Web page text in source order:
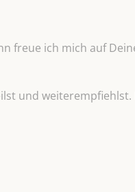
freue ich mich auf
und weiterempfiehlst.